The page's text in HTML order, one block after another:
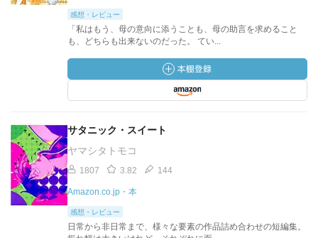
感想・レビュー
「私はもう、母の意向に添うことも、母の助言を求めること
も、どちらも出来ないのだった。 てい...
サタニック・スイート
ヤマシタトモコ
1807 3.82 144
Amazon.co.jp・本
感想・レビュー
日常から非日常まで、様々な要素の作品詰め合わせの短編集。